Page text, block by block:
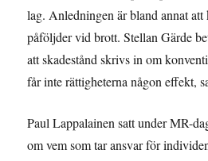
lag. Anledningen är bland annat
påföljder vid brott. Stellan Gärde
att skadestånd skrivs in om
får inte rättigheterna någon effekt,
Paul Lappalainen satt under MR-
om vem som tar ansvar för